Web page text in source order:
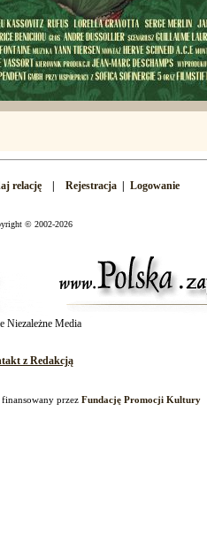
relację Rejestracja Logowanie
©2002-2026
Niezależne Media
z Redakcją
przez Fundację Promocji Kultury